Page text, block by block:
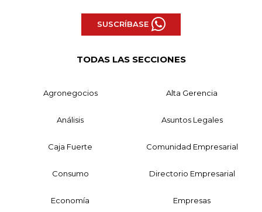
SUSCRÍBASE
TODAS LAS SECCIONES
Agronegocios Alta Gerencia
Análisis Asuntos Legales
Caja Fuerte Comunidad Empresarial
Consumo Directorio Empresarial
Economía Empresas